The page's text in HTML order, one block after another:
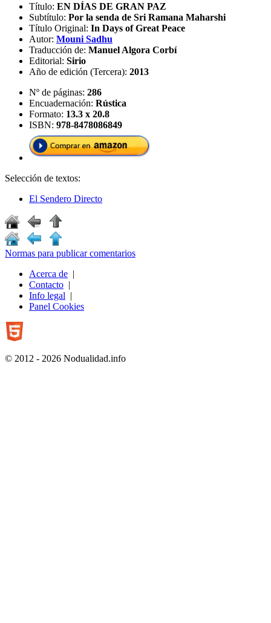
Título: EN DÍAS DE GRAN PAZ
Subtítulo: Por la senda de Sri Ramana Maharshi
Título Original: In Days of Great Peace
Autor: Mouni Sadhu
Traducción de: Manuel Algora Corbí
Editorial: Sirio
Año de edición (Tercera): 2013
Nº de páginas: 286
Encuadernación: Rústica
Formato: 13.3 x 20.8
ISBN: 978-8478086849
Selección de textos:
El Sendero Directo
Normas para publicar comentarios
Acerca de |
Contacto |
Info legal |
Panel Cookies
© 2012 - 2026 Nodualidad.info